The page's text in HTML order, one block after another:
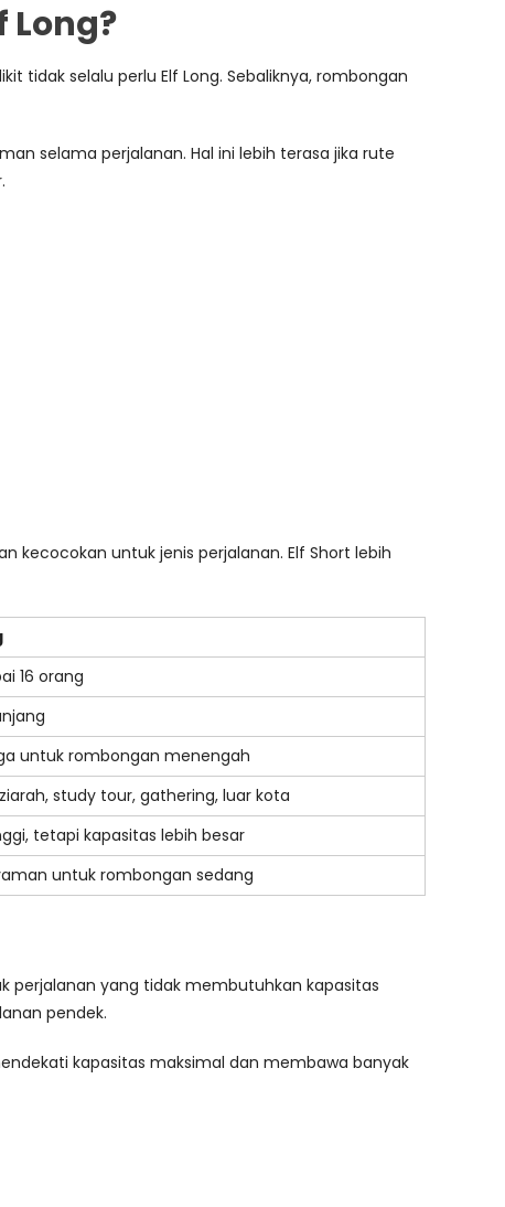
Long?
tidak selalu perlu Elf Long. Sebaliknya, rombongan
selama perjalanan. Hal ini lebih terasa jika rute
kecocokan untuk jenis perjalanan. Elf Short lebih
16 orang
untuk rombongan menengah
study tour, gathering, luar kota
tetapi kapasitas lebih besar
untuk rombongan sedang
perjalanan yang tidak membutuhkan kapasitas
pendek.
kapasitas maksimal dan membawa banyak